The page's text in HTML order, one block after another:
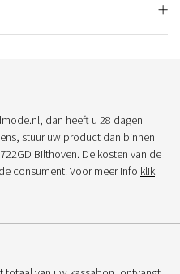
dan heeft u 28 dagen
stuur uw product dan binnen
Bilthoven. De kosten van de
consument. Voor meer info klik